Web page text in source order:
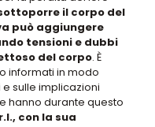
il corpo del
può aggiungere
tensioni e dubbi
del corpo. È
informati in modo
sulle implicazioni
hanno durante questo
con la sua